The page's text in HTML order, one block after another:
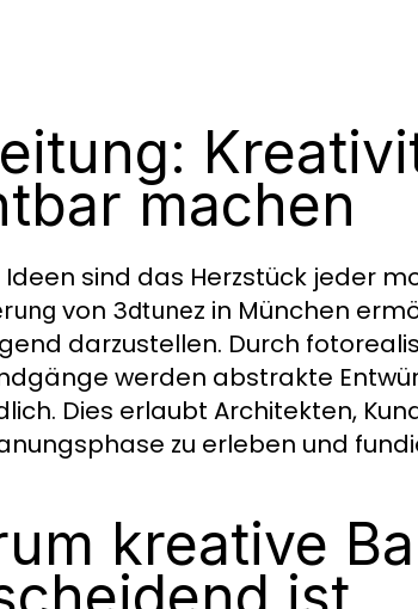
machen
Ideen sind das Herzstück jeder
von 3dtunez in München
darzustellen. Durch
werden abstrakte
Dies erlaubt Architekten,
zu erleben und
kreative